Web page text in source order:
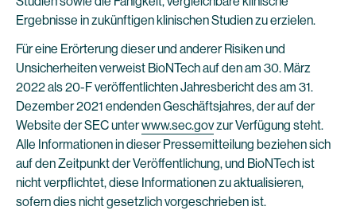
Ergebnisse in zukünftigen klinischen Studien zu erzielen.
Für eine Erörterung dieser und anderer Risiken und
Unsicherheiten verweist BioNTech auf den am 30. März
2022 als 20-F veröffentlichten Jahresbericht des am 31.
Dezember 2021 endenden Geschäftsjahres, der auf der
Website der SEC unterwww.sec.govzur Verfügung steht.
Alle Informationen in dieser Pressemitteilung beziehen sich
auf den Zeitpunkt der Veröffentlichung, und BioNTech ist
nicht verpflichtet, diese Informationen zu aktualisieren,
sofern dies nicht gesetzlich vorgeschrieben ist.